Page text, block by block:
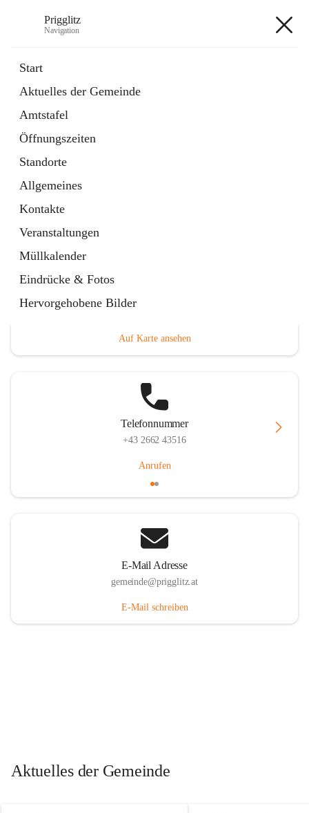
Prigglitz
Navigation
Start
Aktuelles der Gemeinde
Amtstafel
Öffnungszeiten
Standorte
Allgemeines
Kontakte
Veranstaltungen
Müllkalender
Eindrücke & Fotos
Hervorgehobene Bilder
Externe Webseite
in
Tab
Gemeindezeitung
Ordner
öffnet
in
neuem
Tab
Hauptadresse
Auf Karte ansehen
Telefonnummer
+43 2662 43516
Anrufen
E-Mail Adresse
gemeinde@prigglitz.at
E-Mail schreiben
Aktuelles der Gemeinde